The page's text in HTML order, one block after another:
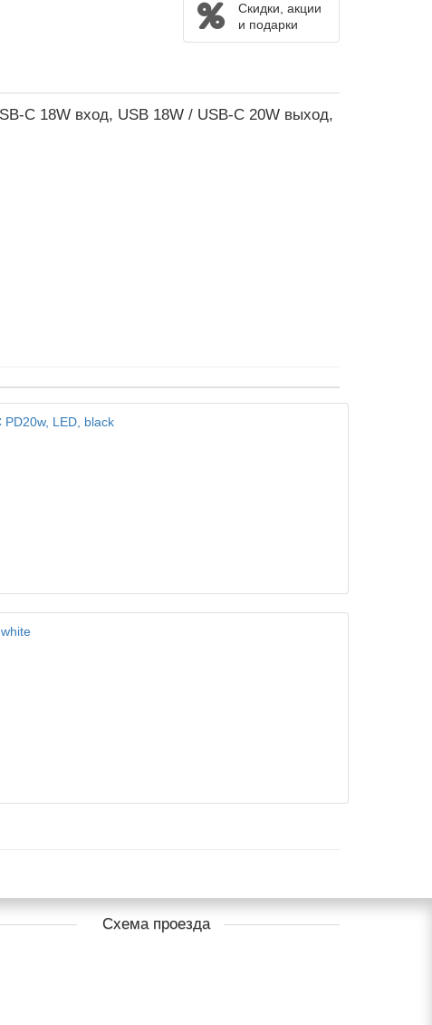
Скидки, акции
и подарки
C 18W вход, USB 18W / USB-C 20W выход,
Схема проезда